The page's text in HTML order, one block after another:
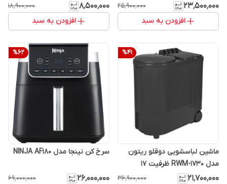
۲۳٬۵۰۰٬۰۰۰ ۲۵٬۹۰۰٬۰۰۰
افزودن به سبد
۸٬۵۰۰٬۰۰۰ ۱۸٬۹۰۰٬۰۰۰
افزودن به سبد
%41
ماشین لباسشویی دوقلو ریتون
مدل RWM-1730 ظرفیت 17
کیلوگرم
۲۱٬۷۰۰٬۰۰۰ ۳۶٬۹۰۰٬۰۰۰
%62
سرخ کن نینجا مدل NINJA AF180
۲۶٬۰۰۰٬۰۰۰ ۶۹٬۰۰۰٬۰۰۰